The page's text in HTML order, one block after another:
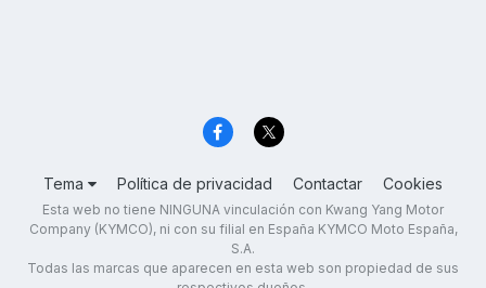
Tema Política de privacidad Contactar Cookies
Esta web no tiene NINGUNA vinculación con Kwang Yang Motor
Company (KYMCO), ni con su filial en España KYMCO Moto España,
S.A.
Todas las marcas que aparecen en esta web son propiedad de sus